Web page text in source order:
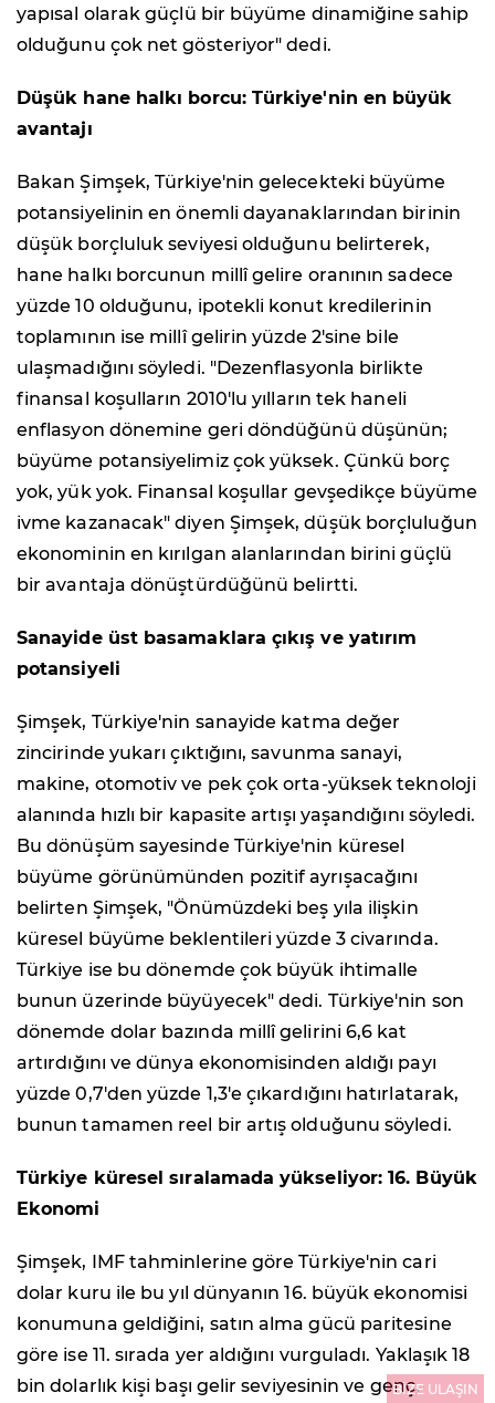
yapısal olarak güçlü bir büyüme dinamiğine sahip
olduğunu çok net gösteriyor" dedi.
Düşük hane halkı borcu: Türkiye'nin en büyük
avantajı
Bakan Şimşek, Türkiye'nin gelecekteki büyüme
potansiyelinin en önemli dayanaklarından birinin
düşük borçluluk seviyesi olduğunu belirterek,
hane halkı borcunun millî gelire oranının sadece
yüzde 10 olduğunu, ipotekli konut kredilerinin
toplamının ise millî gelirin yüzde 2'sine bile
ulaşmadığını söyledi. "Dezenflasyonla birlikte
finansal koşulların 2010'lu yılların tek haneli
enflasyon dönemine geri döndüğünü düşünün;
büyüme potansiyelimiz çok yüksek. Çünkü borç
yok, yük yok. Finansal koşullar gevşedikçe büyüme
ivme kazanacak" diyen Şimşek, düşük borçluluğun
ekonominin en kırılgan alanlarından birini güçlü
bir avantaja dönüştürdüğünü belirtti.
Sanayide üst basamaklara çıkış ve yatırım
potansiyeli
Şimşek, Türkiye'nin sanayide katma değer
zincirinde yukarı çıktığını, savunma sanayi,
makine, otomotiv ve pek çok orta-yüksek teknoloji
alanında hızlı bir kapasite artışı yaşandığını söyledi.
Bu dönüşüm sayesinde Türkiye'nin küresel
büyüme görünümünden pozitif ayrışacağını
belirten Şimşek, "Önümüzdeki beş yıla ilişkin
küresel büyüme beklentileri yüzde 3 civarında.
Türkiye ise bu dönemde çok büyük ihtimalle
bunun üzerinde büyüyecek" dedi. Türkiye'nin son
dönemde dolar bazında millî gelirini 6,6 kat
artırdığını ve dünya ekonomisinden aldığı payı
yüzde 0,7'den yüzde 1,3'e çıkardığını hatırlatarak,
bunun tamamen reel bir artış olduğunu söyledi.
Türkiye küresel sıralamada yükseliyor: 16. Büyük
Ekonomi
Şimşek, IMF tahminlerine göre Türkiye'nin cari
dolar kuru ile bu yıl dünyanın 16. büyük ekonomisi
konumuna geldiğini, satın alma gücü paritesine
göre ise 11. sırada yer aldığını vurguladı. Yaklaşık 18
bin dolarlık kişi başı gelir seviyesinin ve genç,BİZE ULAŞIN